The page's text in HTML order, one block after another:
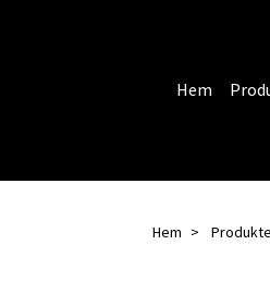
Hem
Hem